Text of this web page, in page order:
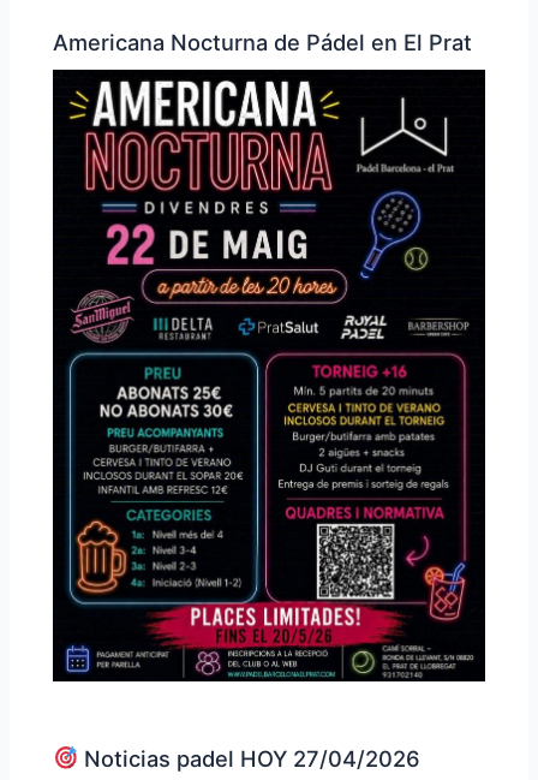
Americana Nocturna de Pádel en El Prat
Noticias padel HOY 27/04/2026